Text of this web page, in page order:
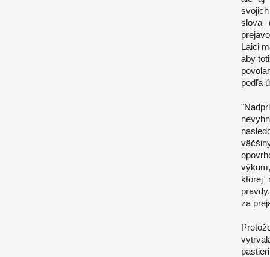
slova
Laici
aby
podľa
ktorej
za